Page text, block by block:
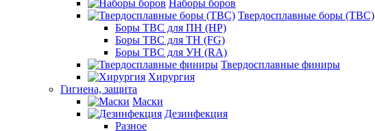
Наборы боров
Твердосплавные боры (ТВС)
Боры ТВС для ПН (HP)
Боры ТВС для ТН (FG)
Боры ТВС для УН (RA)
Твердосплавные финиры
Хирургия
Гигиена, защита
Маски
Дезинфекция
Разное